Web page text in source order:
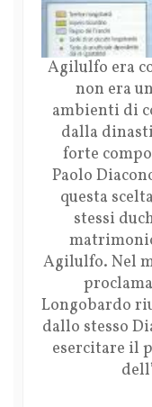
Agilulfo era
non era
ambienti di
dalla
forte
Paolo
questa scelta
stessi
Agilulfo. Nel
Longobardo
dallo stesso
esercitare il